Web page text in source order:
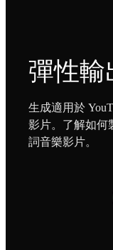
彈性輸
生成適用於
影片。了解如何
詞音樂影片。